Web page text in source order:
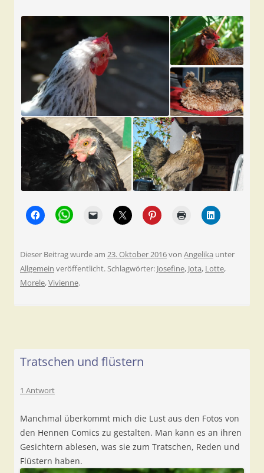
Dieser Beitrag wurde am 23. Oktober 2016von Angelika unter
Allgemein veröffentlicht. Schlagwörter: Josefine, Jota, Lotte,
Morele,Vivienne.
Tratschen und flüstern
1 Antwort
Manchmal überkommt mich die Lust aus den Fotos von
den Hennen Comics zu gestalten. Man kann es an ihren
Gesichtern ablesen, was sie zum Tratschen, Reden und
Flüstern haben.